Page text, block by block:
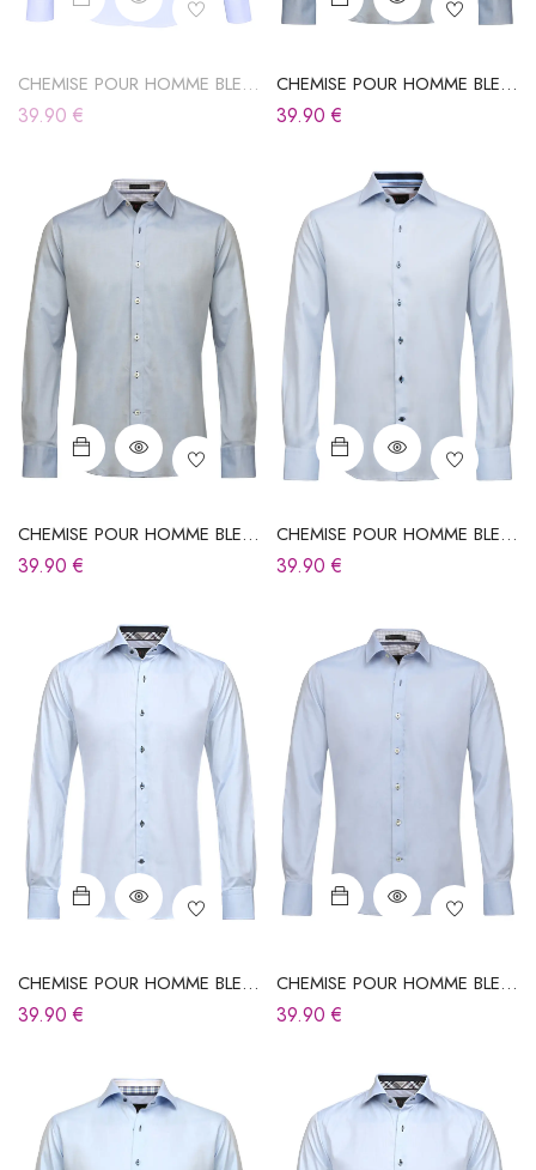
CHEMISE POUR HOMME BLEU
CIEL
39.90 €
CHEMISE POUR HOMME BLEU
CIEL
39.90€
CHEMISE POUR HOMME BLEU
CIEL
39.90€
CHEMISE POUR HOMME BLEU
CIEL
39.90€
CHEMISE POUR HOMME BLEU
CIEL
39.90€
CHEMISE POUR HOMME BLEU
CIEL
39.90€